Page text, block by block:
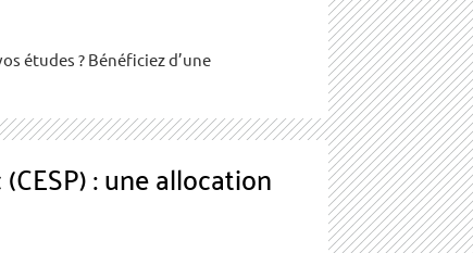
études ? Bénéficiez d’une
: une allocation